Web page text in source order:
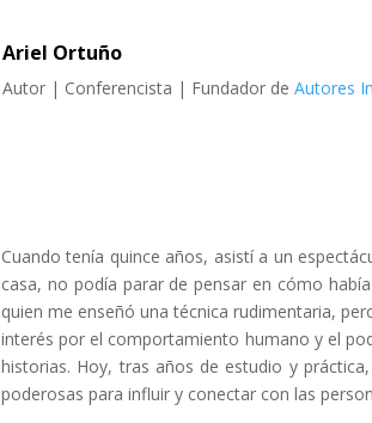
Ariel Ortuño
Autor | Conferencista | Fundador deAutores
Cuando tenía quince años, asistí a un
casa, no podía parar de pensar en cómo
quien me enseñó una técnica rudimentaria,
interés por el comportamiento humano y el
historias. Hoy, tras años de estudio y
poderosas para influir y conectar con las